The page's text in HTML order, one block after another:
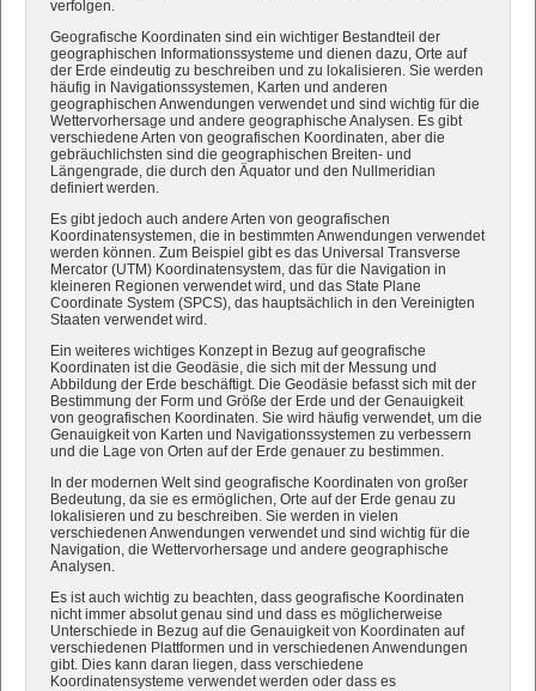
verfolgen.
Geografische Koordinaten sind ein wichtiger Bestandteil der
geographischen Informationssysteme und dienen dazu, Orte auf
der Erde eindeutig zu beschreiben und zu lokalisieren. Sie werden
häufig in Navigationssystemen, Karten und anderen
geographischen Anwendungen verwendet und sind wichtig für die
Wettervorhersage und andere geographische Analysen. Es gibt
verschiedene Arten von geografischen Koordinaten, aber die
gebräuchlichsten sind die geographischen Breiten- und
Längengrade, die durch den Äquator und den Nullmeridian
definiert werden.
Es gibt jedoch auch andere Arten von geografischen
Koordinatensystemen, die in bestimmten Anwendungen verwendet
werden können. Zum Beispiel gibt es das Universal Transverse
Mercator (UTM) Koordinatensystem, das für die Navigation in
kleineren Regionen verwendet wird, und das State Plane
Coordinate System (SPCS), das hauptsächlich in den Vereinigten
Staaten verwendet wird.
Ein weiteres wichtiges Konzept in Bezug auf geografische
Koordinaten ist die Geodäsie, die sich mit der Messung und
Abbildung der Erde beschäftigt. Die Geodäsie befasst sich mit der
Bestimmung der Form und Größe der Erde und der Genauigkeit
von geografischen Koordinaten. Sie wird häufig verwendet, um die
Genauigkeit von Karten und Navigationssystemen zu verbessern
und die Lage von Orten auf der Erde genauer zu bestimmen.
In der modernen Welt sind geografische Koordinaten von großer
Bedeutung, da sie es ermöglichen, Orte auf der Erde genau zu
lokalisieren und zu beschreiben. Sie werden in vielen
verschiedenen Anwendungen verwendet und sind wichtig für die
Navigation, die Wettervorhersage und andere geographische
Analysen.
Es ist auch wichtig zu beachten, dass geografische Koordinaten
nicht immer absolut genau sind und dass es möglicherweise
Unterschiede in Bezug auf die Genauigkeit von Koordinaten auf
verschiedenen Plattformen und in verschiedenen Anwendungen
gibt. Dies kann daran liegen, dass verschiedene
Koordinatensysteme verwendet werden oder dass es